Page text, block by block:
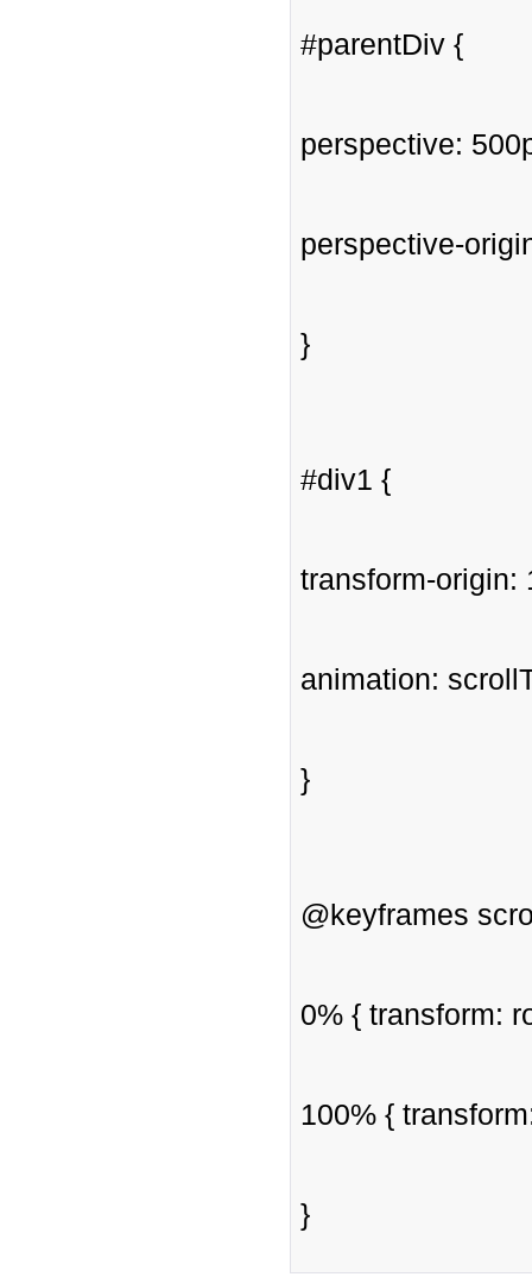
#parentDiv {
perspective:
perspective-
}
#div1 {
transform-origin:
animation:
}
@keyframes
0% { transform:
100% {
}